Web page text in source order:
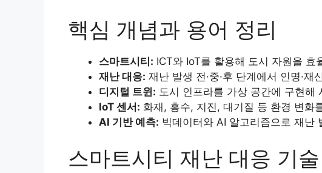
핵심 개념과 용어 정리
스마트시티: ICT와 IoT를 활용해 도시 자원을 효
재난 대응: 재난 발생 전·중·후 단계에서 인명·
디지털 트윈: 도시 인프라를 가상 공간에 구현해
IoT 센서: 화재, 홍수, 지진, 대기질 등 환경 변화
AI 기반 예측: 빅데이터와 AI 알고리즘으로 재난
스마트시티 재난 대응 기술